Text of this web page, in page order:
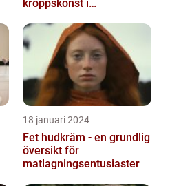
kroppskonst i
18 januari 2024
Fet hudkräm - en grundlig
översikt för
matlagningsentusiaster